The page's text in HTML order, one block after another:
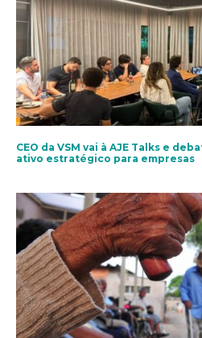
CEO da VSM vai à AJE Talks e
ativo estratégico para empresas